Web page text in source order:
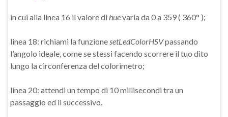
in cui alla linea 16 il valore di huevaria da 0 a 359 ( 360° );
linea 18: richiami la funzionesetLedColorHSVpassando
l’angolo ideale, come se stessi facendo scorrere il tuo dito
lungo la circonferenza del colorimetro;
linea 20: attendi un tempo di 10 millisecondi tra un
passaggio ed il successivo.